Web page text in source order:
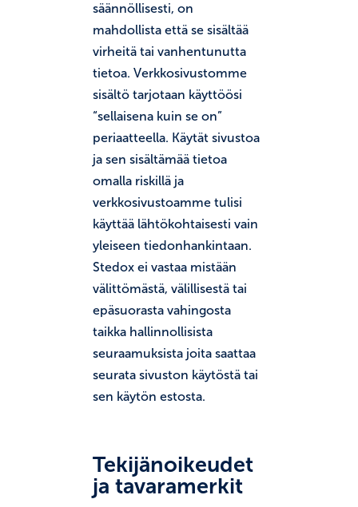
säännöllisesti, on
mahdollista että se sisältää
virheitä tai vanhentunutta
tietoa. Verkkosivustomme
sisältö tarjotaan käyttöösi
“sellaisena kuin se on”
periaatteella. Käytät sivustoa
ja sen sisältämää tietoa
omalla riskillä ja
verkkosivustoamme tulisi
käyttää lähtökohtaisesti vain
yleiseen tiedonhankintaan.
Stedox ei vastaa mistään
välittömästä, välillisestä tai
epäsuorasta vahingosta
taikka hallinnollisista
seuraamuksista joita saattaa
seurata sivuston käytöstä tai
sen käytön estosta.
Tekijänoikeudet
ja tavaramerkit